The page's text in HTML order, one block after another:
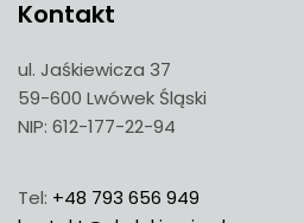
Kontakt
ul. Jaśkiewicza 37
59-600 Lwówek Śląski
NIP: 612-177-22-94
Tel: +48 793 656 949